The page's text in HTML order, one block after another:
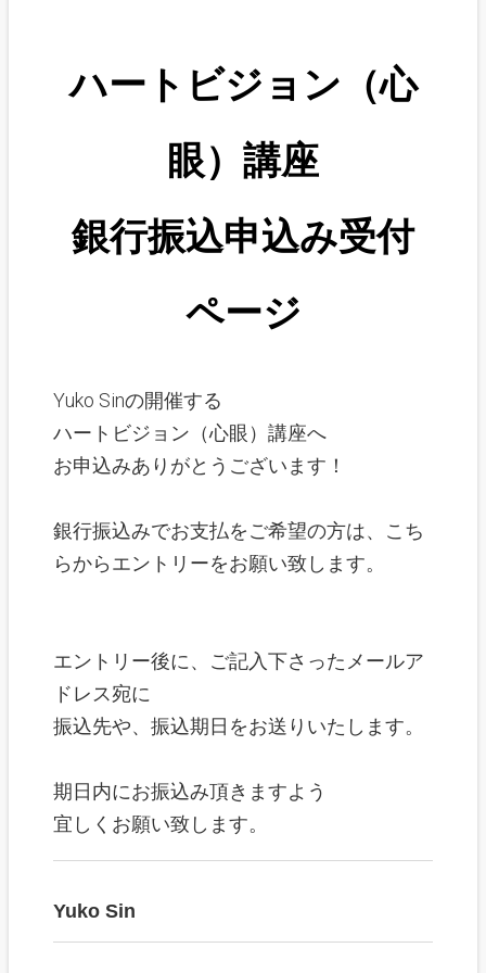
ハートビジョン（心
眼）講座
銀行振込申込み受付
ページ
Yuko Sinの開催する
ハートビジョン（心眼）講座へ
お申込みありがとうございます！
銀行振込みでお支払をご希望の方は、こち
らからエントリーをお願い致します。
エントリー後に、ご記入下さったメールア
ドレス宛に
振込先や、振込期日をお送りいたします。
期日内にお振込み頂きますよう
宜しくお願い致します。
Yuko Sin